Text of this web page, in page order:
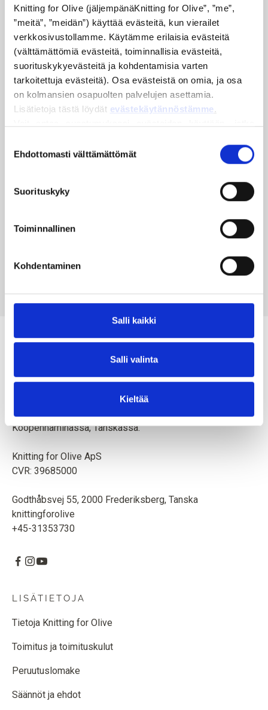
Knitting for Olive (jäljempänäKnitting for Olive”, ”me”,
”meitä”, ”meidän”) käyttää evästeitä, kun vierailet
verkkosivustollamme. Käytämme erilaisia evästeitä
(välttämättömiä evästeitä, toiminnallisia evästeitä,
suorituskykyevästeitä ja kohdentamisia varten
tarkoitettuja evästeitä). Osa evästeistä on omia, ja osa
on kolmansien osapuolten palvelujen asettamia.
Lisätietoja tästä löydät evästekäytännöstämme.
Suostumuksesi tarkoittaa, että evästeitä voidaan
tallentaa ja että me, rekisterinpitäjänä, voimme käsitellä
evästeiden estämisestä ja poistamisesta.
valinta
Ehdottomasti välttämättömät
Suorituskyky
Toiminnallinen
Kohdentaminen
Salli kaikki
Salli valinta
Kieltää
KNITTING FOR OLIVE
SOFT SILK MOHAIR -
SOFT ROSE
KNITTING FOR OLIVE
SOFT SILK MOHAIR -
CLOUD
SOFT SILK MOHAIR -
Äiti ja tytär luovat neulemalleja ja korkealaatuista lankaa
eläimiä ja ympäristöä kunnioittaen. Toimipaikka on
Kööpenhaminassa, Tanskassa.
Knitting for Olive ApS
CVR: 39685000
Godthåbsvej 55, 2000 Frederiksberg, Tanska
knittingforolive
+45-31353730
LISÄTIETOJA
Tietoja Knitting for Olive
Toimitus ja toimituskulut
Peruutuslomake
Säännöt ja ehdot